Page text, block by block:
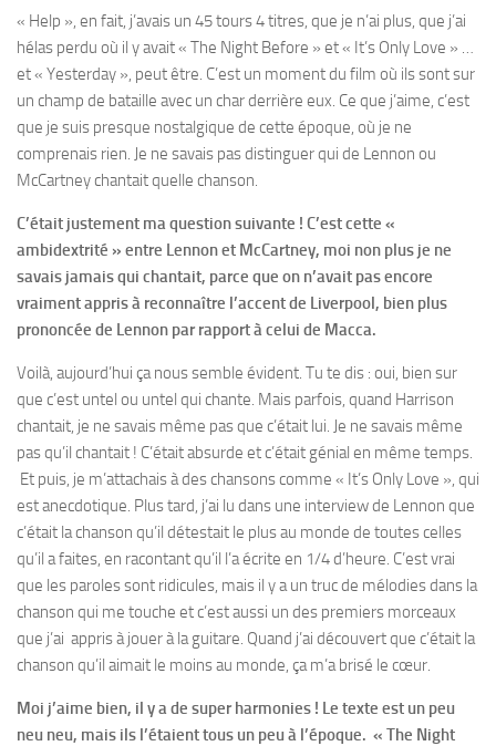
« Help », en fait, j’avais un 45 tours 4 titres, que je n’ai plus, que j’ai
hélas perdu où il y avait « The Night Before » et « It’s Only Love » …
et « Yesterday », peut être. C’est un moment du film où ils sont sur
un champ de bataille avec un char derrière eux. Ce que j’aime, c’est
que je suis presque nostalgique de cette époque, où je ne
comprenais rien. Je ne savais pas distinguer qui de Lennon ou
McCartney chantait quelle chanson.
C’était justement ma question suivante ! C’est cette «
ambidextrité » entre Lennon et McCartney, moi non plus je ne
savais jamais qui chantait, parce que on n’avait pas encore
vraiment appris à reconnaître l’accent de Liverpool, bien plus
prononcée de Lennon par rapport à celui de Macca.
Voilà, aujourd’hui ça nous semble évident. Tu te dis : oui, bien sur
que c’est untel ou untel qui chante. Mais parfois, quand Harrison
chantait, je ne savais même pas que c’était lui. Je ne savais même
pas qu’il chantait ! C’était absurde et c’était génial en même temps.
Et puis, je m’attachais à des chansons comme « It’s Only Love », qui
est anecdotique. Plus tard, j’ai lu dans une interview de Lennon que
c’était la chanson qu’il détestait le plus au monde de toutes celles
qu’il a faites, en racontant qu’il l’a écrite en 1/4 d’heure. C’est vrai
que les paroles sont ridicules, mais il y a un truc de mélodies dans la
chanson qui me touche et c’est aussi un des premiers morceaux
que j’ai appris à jouer à la guitare. Quand j’ai découvert que c’était la
chanson qu’il aimait le moins au monde, ça m’a brisé le cœur.
Moi j’aime bien, il y a de super harmonies ! Le texte est un peu
neu neu, mais ils l’étaient tous un peu à l’époque. « The Night